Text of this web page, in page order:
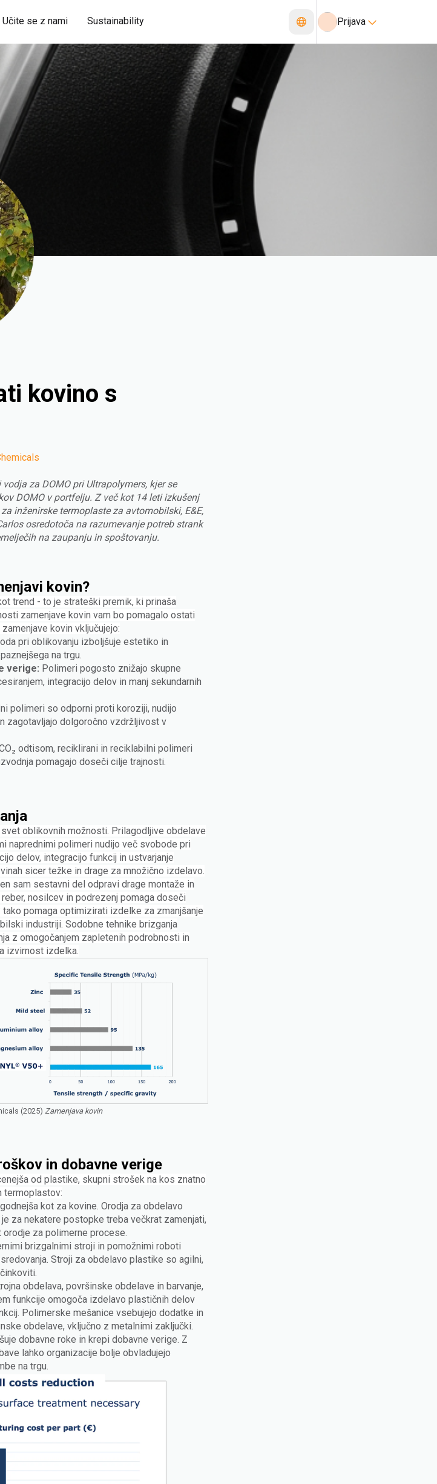
Učite se z nami Sustainability Prijava
kovino s
za DOMO pri Ultrapolymers, kjer se
DOMO v portfelju. Z več kot 14 leti izkušenj
inženirske termoplaste za avtomobilski, E&E,
osredotoča na razumevanje potreb strank
na zaupanju in spoštovanju.
kovin?
trend - to je strateški premik, ki prinaša
zamenjave kovin vam bo pomagalo ostati
kovin vključujejo:
pri oblikovanju izboljšuje estetiko in
na trgu.
verige: Polimeri pogosto znižajo skupne
integracijo delov in manj sekundarnih
polimeri so odporni proti koroziji, nudijo
zagotavljajo dolgoročno vzdržljivost v
odtisom, reciklirani in reciklabilni polimeri
pomagajo doseči cilje trajnosti.
oblikovnih možnosti. Prilagodljive obdelave
naprednimi polimeri nudijo več svobode pri
delov, integracijo funkcij in ustvarjanje
sicer težke in drage za množično izdelavo.
sam sestavni del odpravi drage montaže in
nosilcev in podrezenj pomaga doseči
pomaga optimizirati izdelke za zmanjšanje
industriji. Sodobne tehnike brizganja
z omogočanjem zapletenih podrobnosti in
izvirnost izdelka.
(2025) Zamenjava kovin
in dobavne verige
od plastike, skupni strošek na kos znatno
termoplastov:
kot za kovine. Orodja za obdelavo
za nekatere postopke treba večkrat zamenjati,
za polimerne procese.
brizgalnimi stroji in pomožnimi roboti
Stroji za obdelavo plastike so agilni,
obdelava, površinske obdelave in barvanje,
funkcije omogoča izdelavo plastičnih delov
Polimerske mešanice vsebujejo dodatke in
obdelave, vključno z metalnimi zaključki.
dobavne roke in krepi dobavne verige. Z
lahko organizacije bolje obvladujejo
na trgu.